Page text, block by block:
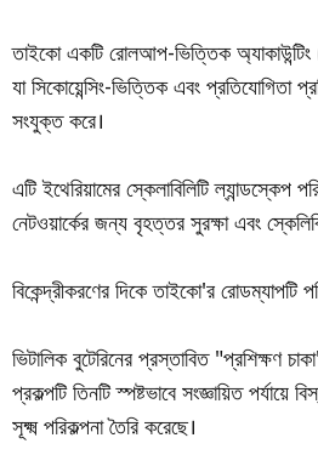
তাইকো একটি রোলআপ-ভিত্তিক
যা সিকোয়েন্সিং-ভিত্তিক এবং প্রতিযোগিতা
সংযুক্ত করে।
এটি ইথেরিয়ামের স্কেলাবিলিটি ল্যান্ডস্কেপ
নেটওয়ার্কের জন্য বৃহত্তর সুরক্ষা এবং
বিকেন্দ্রীকরণের দিকে তাইকো'র রোডম্যাপটি
ভিটালিক বুটেরিনের প্রস্তাবিত "প্রশিক্ষণ
প্রকল্পটি তিনটি স্পষ্টভাবে সংজ্ঞায়িত পর্যায়ে
সূক্ষ্ম পরিকল্পনা তৈরি করেছে।